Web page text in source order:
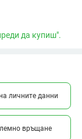
да купиш".
личните данни
връщане